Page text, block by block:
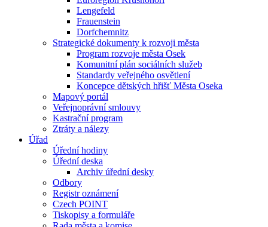
Lengefeld
Frauenstein
Dorfchemnitz
Strategické dokumenty k rozvoji města
Program rozvoje města Osek
Komunitní plán sociálních služeb
Standardy veřejného osvětlení
Koncepce dětských hřišť Města Oseka
Mapový portál
Veřejnoprávní smlouvy
Kastrační program
Ztráty a nálezy
Úřad
Úřední hodiny
Úřední deska
Archiv úřední desky
Odbory
Registr oznámení
Czech POINT
Tiskopisy a formuláře